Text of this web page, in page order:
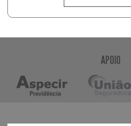
APOIO